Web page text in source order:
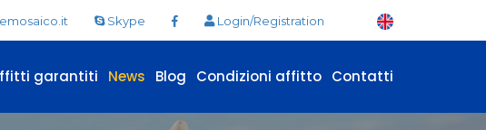
Skype Login/Registration
garantiti News Blog Condizioni affitto Contatti